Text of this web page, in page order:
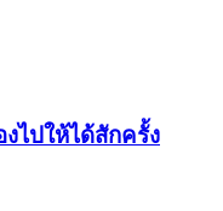
ไปให้ได้สักครั้ง